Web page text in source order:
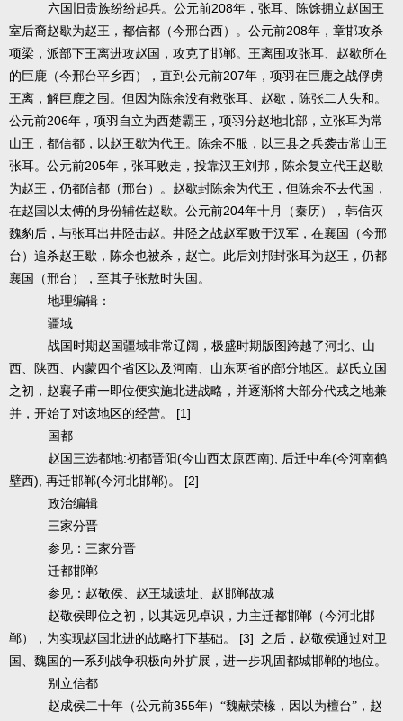
六国旧贵族纷纷起兵。公元前208年，张耳、陈馀拥立赵国王
室后裔赵歇为赵王，都信都（今邢台西）。公元前208年，章邯攻杀
项梁，派部下王离进攻赵国，攻克了邯郸。王离围攻张耳、赵歇所在
的巨鹿（今邢台平乡西），直到公元前207年，项羽在巨鹿之战俘虏
王离，解巨鹿之围。但因为陈余没有救张耳、赵歇，陈张二人失和。
公元前206年，项羽自立为西楚霸王，项羽分赵地北部，立张耳为常
山王，都信都，以赵王歇为代王。陈余不服，以三县之兵袭击常山王
张耳。公元前205年，张耳败走，投靠汉王刘邦，陈余复立代王赵歇
为赵王，仍都信都（邢台）。赵歇封陈余为代王，但陈余不去代国，
在赵国以太傅的身份辅佐赵歇。公元前204年十月（秦历），韩信灭
魏豹后，与张耳出井陉击赵。井陉之战赵军败于汉军，在襄国（今邢
台）追杀赵王歇，陈余也被杀，赵亡。此后刘邦封张耳为赵王，仍都
襄国（邢台），至其子张敖时失国。
地理编辑：
疆域
战国时期赵国疆域非常辽阔，极盛时期版图跨越了河北、山
西、陕西、内蒙四个省区以及河南、山东两省的部分地区。赵氏立国
之初，赵襄子甫一即位便实施北进战略，并逐渐将大部分代戎之地兼
并，开始了对该地区的经营。
[1]
国都
赵国三选都地:初都晋阳(今山西太原西南), 后迁中牟(今河南鹤
壁西), 再迁邯郸(今河北邯郸)。 [2]
政治编辑
三家分晋
参见：三家分晋
迁都邯郸
参见：赵敬侯、赵王城遗址、赵邯郸故城
赵敬侯即位之初，以其远见卓识，力主迁都邯郸（今河北邯
郸），为实现赵国北进的战略打下基础。
[3] 之后，赵敬侯通过对卫
国、魏国的一系列战争积极向外扩展，进一步巩固都城邯郸的地位。
别立信都
赵成侯二十年（公元前355年）“魏献荣椽，因以为檀台”，赵